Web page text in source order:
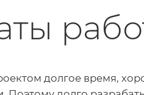
долгое время,